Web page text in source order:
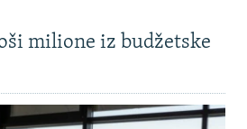
milione iz budžetske